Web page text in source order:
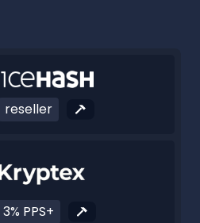
reseller
3% PPS+